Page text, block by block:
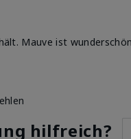
Mauve ist
hilfreich?